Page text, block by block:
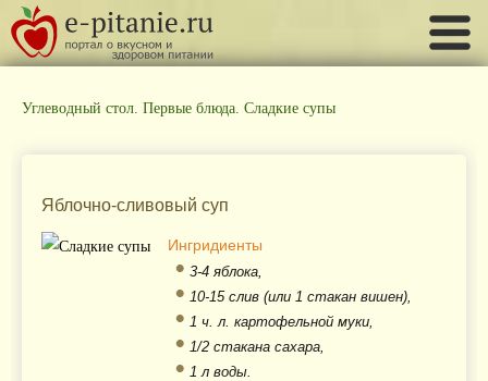
Углеводный стол. Первые блюда. Сладкие супы
Яблочно-сливовый суп
Ингридиенты
3-4 яблока,
10-15 слив (или 1 стакан вишен),
1 ч. л. картофельной муки,
1/2 стакана сахара,
1 л воды.